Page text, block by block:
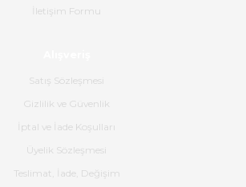
gibi. Ayrıca
ve
İletişim Formu
Satış Sözleşmesi
Gizlilik ve Güvenlik
İptal ve İade Koşulları
Üyelik Sözleşmesi
Teslimat, İade, Değişim